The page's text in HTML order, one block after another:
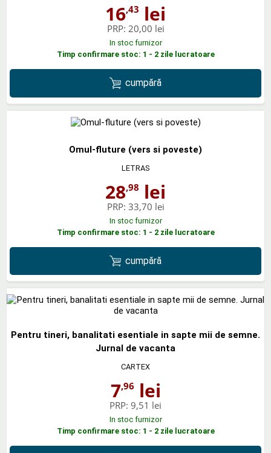
16,43 lei
PRP: 20,00 lei
In stoc furnizor
Timp confirmare stoc: 1 - 2 zile lucratoare
cumpără
Omul-fluture (vers si poveste)
LETRAS
28,98 lei
PRP: 33,70 lei
In stoc furnizor
Timp confirmare stoc: 1 - 2 zile lucratoare
cumpără
Pentru tineri, banalitati esentiale in sapte mii de semne.
Jurnal de vacanta
CARTEX
7,96 lei
PRP: 9,51 lei
In stoc furnizor
Timp confirmare stoc: 1 - 2 zile lucratoare